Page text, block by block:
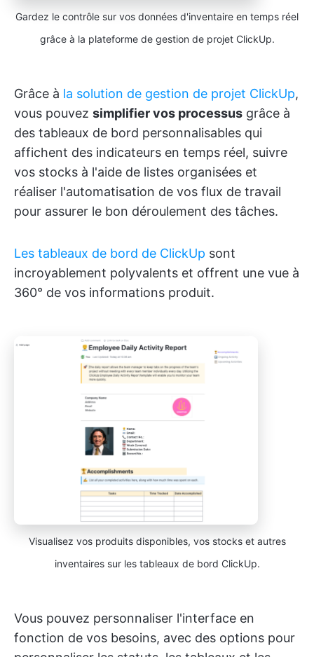
Gardez le contrôle sur vos données d'inventaire en temps réel
grâce à la plateforme de gestion de projet ClickUp.
Grâce à la solution de gestion de projet ClickUp,
vous pouvez simplifier vos processus grâce à
des tableaux de bord personnalisables qui
affichent des indicateurs en temps réel, suivre
vos stocks à l'aide de listes organisées et
réaliser l'automatisation de vos flux de travail
pour assurer le bon déroulement des tâches.
Les tableaux de bord de ClickUp sont
incroyablement polyvalents et offrent une vue à
360° de vos informations produit.
Visualisez vos produits disponibles, vos stocks et autres
inventaires sur les tableaux de bord ClickUp.
Vous pouvez personnaliser l'interface en
fonction de vos besoins, avec des options pour